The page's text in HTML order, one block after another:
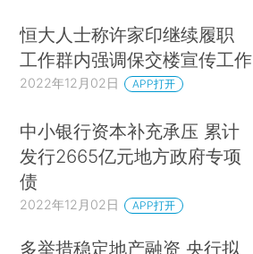
恒大人士称许家印继续履职
工作群内强调保交楼宣传工作
2022年12月02日 APP打开
中小银行资本补充承压 累计
发行2665亿元地方政府专项
债
2022年12月02日 APP打开
多举措稳定地产融资 央行拟